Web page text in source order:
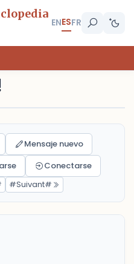
ENESFR
Mensaje nuevo
Conectarse
#Suivant#